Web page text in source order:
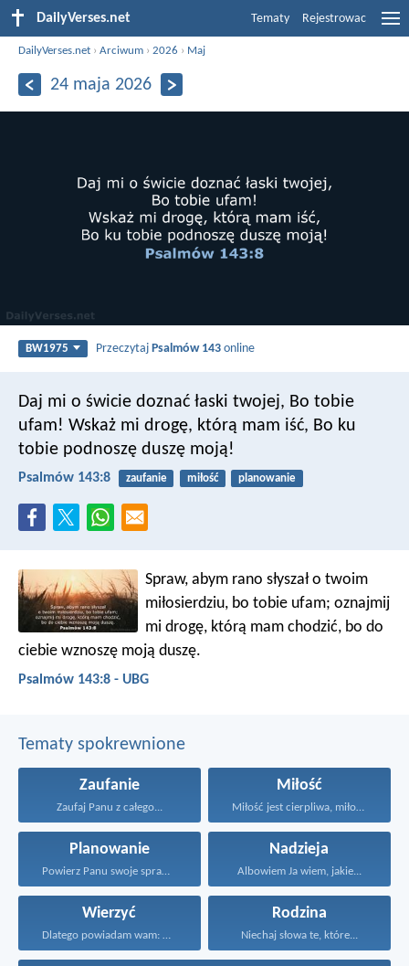
DailyVerses.net Tematy Rejestrowac
DailyVerses.net ›Arciwum ›2026 › Maj
24 maja 2026
BW1975 PrzeczytajPsalmów 143 online
Daj mi o świcie doznać łaski twojej, Bo tobie
ufam! Wskaż mi drogę, którą mam iść, Bo ku
tobie podnoszę duszę moją!
Psalmów 143:8 zaufanie miłość planowanie
Spraw, abym rano słyszał o twoim
miłosierdziu, bo tobie ufam; oznajmij
mi drogę, którą mam chodzić, bo do
ciebie wznoszę moją duszę.
Psalmów 143:8 - UBG
Tematy spokrewnione
Zaufanie
Zaufaj Panu z całego...
Miłość
Miłość jest cierpliwa, miłość...
Planowanie
Powierz Panu swoje sprawy...
Nadzieja
Albowiem Ja wiem, jakie...
Wierzyć
Dlatego powiadam wam: Wszystko...
Rodzina
Niechaj słowa te, które...